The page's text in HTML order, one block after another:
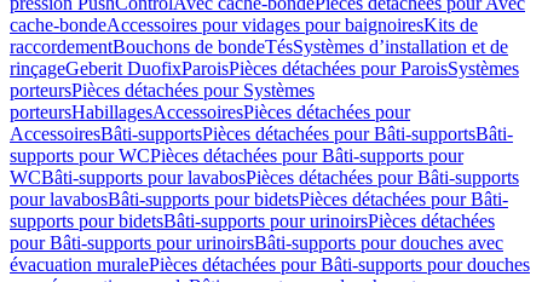
cache-bondeAccessoires pour vidages pour baignoiresKits de
raccordementBouchons de bondeTésSystèmes d’installation et de
rinçageGeberit DuofixParoisPièces détachées pour ParoisSystèmes
porteursPièces détachées pour Systèmes
porteursHabillagesAccessoiresPièces détachées pour
AccessoiresBâti-supportsPièces détachées pour Bâti-supportsBâti-
supports pour WCPièces détachées pour Bâti-supports pour
WCBâti-supports pour lavabosPièces détachées pour Bâti-supports
pour lavabosBâti-supports pour bidetsPièces détachées pour Bâti-
supports pour bidetsBâti-supports pour urinoirsPièces détachées
pour Bâti-supports pour urinoirsBâti-supports pour douches avec
évacuation muralePièces détachées pour Bâti-supports pour douches